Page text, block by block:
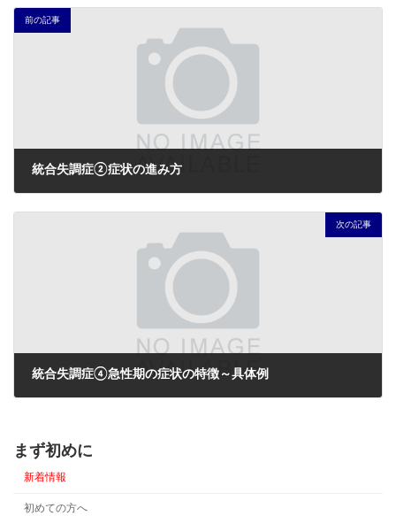
前の記事
統合失調症②症状の進み方
次の記事
統合失調症④急性期の症状の特徴～具体例
まず初めに
新着情報
初めての方へ